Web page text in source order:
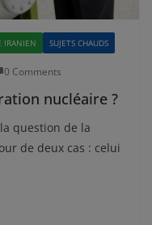
IRANIEN SUJETS CHAUDS
0 Comments
nucléaire ?
question de la
de deux cas : celui